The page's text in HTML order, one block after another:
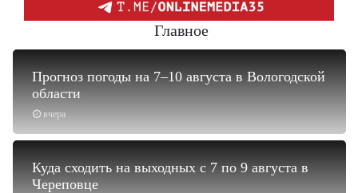
Главное
вчера
Прогноз погоды на 7–10 августа в Вологодской
области
Куда сходить на выходных с 7 по 9 августа в
Череповце